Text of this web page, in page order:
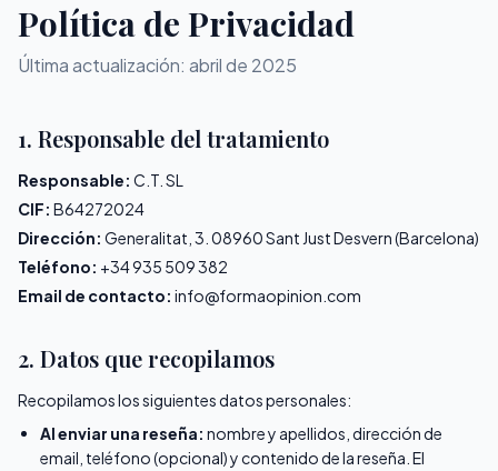
Política de Privacidad
Última actualización: abril de 2025
1. Responsable del tratamiento
Responsable: C.T. SL
CIF: B64272024
Dirección: Generalitat, 3. 08960 Sant Just Desvern (Barcelona)
Teléfono: +34 935 509 382
Email de contacto: info@formaopinion.com
2. Datos que recopilamos
Recopilamos los siguientes datos personales:
Al enviar una reseña: nombre y apellidos, dirección de
email, teléfono (opcional) y contenido de la reseña. El